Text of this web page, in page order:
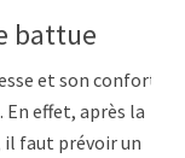
battue
et son confort
En effet, après la
il faut prévoir un